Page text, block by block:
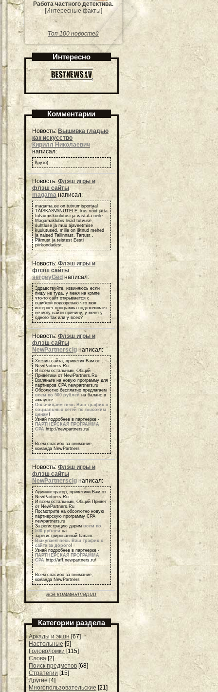
Работа частного детектива.
[Интересные факты]
Топ 100 новостей
Интересно
Комментарии
Новость: Вышивка гладью
как искусство
Кирилл Николаевич
написал:
Круто)
Новость: Флэш игры и
флэш сайты
magama написал:
magama.ee on tutvumisportaal
TÄISKASVANUTELE, kus võid jätta
tutvumiskuulutusi ja vastata neile.
Magamaklubis leiad tutvuse,
suhtluse ja muu ajaveetmise
kuulutused, mille on jätnud mehed
ja naised Tallinnast, Tartust ,
Pärnust ja teistest Eesti
piirkondadest.
Новость:Флэш игры и
флэш сайты
sergeyGed написал:
Здравствуйте, извиняюсь если
пишу не туда, у меня на компе
что-то сайт открывается с
ошибкой подозреваю что моя
интернет-программа подглючивает
не могу найти причину, у меня у
одного так или у всех?
Новость: Флэш игры и
флэш сайты
NewPartnerscigнаписал:
Хозяин сайта, приветик Вам от
NewPartners.Ru
И всем остальным, Общий
Приветики от NewPartners.Ru
Взгляньте на новую программу для
партнеров СРА newpartners.ru
Обсолютно бесплатно предлагаем
всем по 500 рублей на баланс в
аккаунте.
Оплачиваем весь Ваш трафик с
социальных сетей по высоким
ценам!
Узнай подробнее в партнерке -
ПАРТНЕРСКАЯ ПРОГРАММА
СРА http://newpartners.ru/
Всем спасибо за внимание,
команда NewPartners
Новость: Флэш игры и
флэш сайты
NewPartnerscigнаписал:
Администратор, приветики Вам от
NewPartners.Ru
И всем остальным, Общий Привет
от NewPartners.Ru
Посмотрите на обсолютно новую
партнерскую программу СРА
newpartners.ru
За регистрацию дарим всем по
500 рублей на
зарегистрированный баланс.
Выкупаем весь Ваш трафик с
сайта за дорого!
Узнай подробнее в партнерке -
ПАРТНЕРСКАЯ ПРОГРАММА
СРА http://aff.newpartners.ru/
Всем спасибо за внимание,
команда NewPartners
все комментарии
Категории раздела
Аркады и экшн [67]
Настольные [5]
Головоломки [115]
Слова [2]
Поиск предметов [68]
Стратегии [15]
Другие [4]
Многопользовательские [21]